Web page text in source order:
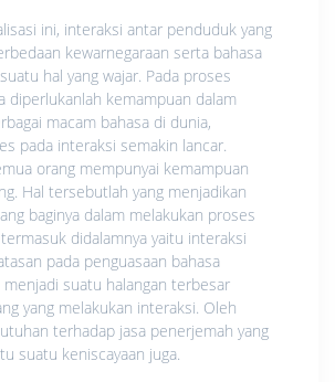
ini, interaksi antar penduduk yang
kewarnegaraan serta bahasa
hal yang wajar. Pada proses
diperlukanlah kemampuan dalam
macam bahasa di dunia,
pada interaksi semakin lancar.
orang mempunyai kemampuan
Hal tersebutlah yang menjadikan
baginya dalam melakukan proses
didalamnya yaitu interaksi
pada penguasaan bahasa
suatu halangan terbesar
yang melakukan interaksi. Oleh
terhadap jasa penerjemah yang
suatu keniscayaan juga.